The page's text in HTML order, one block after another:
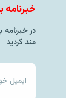
در
مند گردید